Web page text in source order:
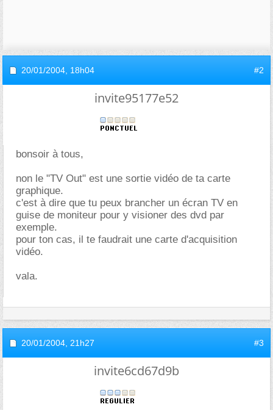
20/01/2004, 18h04 #2
invite95177e52
bonsoir à tous,
non le "TV Out" est une sortie vidéo de ta carte
graphique.
c'est à dire que tu peux brancher un écran TV en
guise de moniteur pour y visioner des dvd par
exemple.
pour ton cas, il te faudrait une carte d'acquisition
vidéo.
vala.
20/01/2004, 21h27 #3
invite6cd67d9b